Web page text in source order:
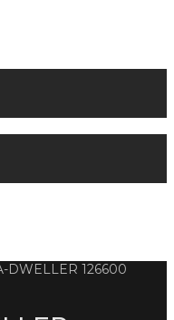
DWELLER 126600